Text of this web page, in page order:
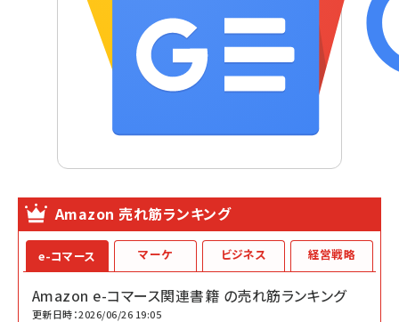
Amazon 売れ筋ランキング
e-コマース
Amazon e-コマース関連書籍 の売れ筋ランキング
更新日時：2026/06/26 19:05
マーケ ビジネス 経営戦略